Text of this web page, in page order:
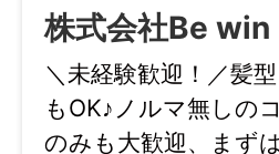
案件あります。
また、未経験者歓迎
「飲食・フード,販売
ト・エンタメ,営業,事
株式会社Be win
＼未経験歓迎！／髪
もOK♪ノルマ無しの
のみも大歓迎、まず